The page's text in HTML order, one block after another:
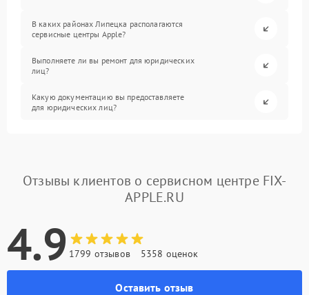
В каких районах Липецка располагаются
сервисные центры Apple?
Выполняете ли вы ремонт для юридических
лиц?
Какую документацию вы предоставляете
для юридических лиц?
Отзывы клиентов о сервисном центре FIX-
APPLE.RU
4.9 1799 отзывов 5358 оценок
Оставить отзыв